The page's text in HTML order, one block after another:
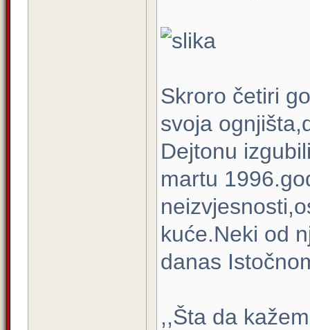
Skroro četiri
svoja
Dejtonu
martu
kuće.Neki od
danas
,,Šta da